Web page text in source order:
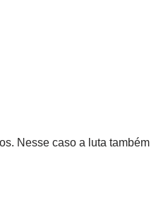
Nesse caso a luta também